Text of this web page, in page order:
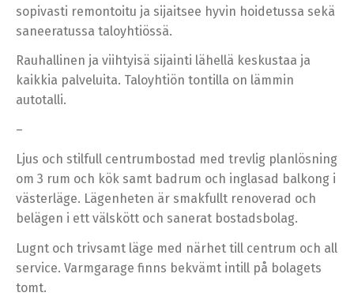
sopivasti remontoitu ja sijaitsee hyvin hoidetussa sekä
saneeratussa taloyhtiössä.
Rauhallinen ja viihtyisä sijainti lähellä keskustaa ja
kaikkia palveluita. Taloyhtiön tontilla on lämmin
autotalli.
–
Ljus och stilfull centrumbostad med trevlig planlösning
om 3 rum och kök samt badrum och inglasad balkong i
västerläge. Lägenheten är smakfullt renoverad och
belägen i ett välskött och sanerat bostadsbolag.
Lugnt och trivsamt läge med närhet till centrum och all
service. Varmgarage finns bekvämt intill på bolagets
tomt.